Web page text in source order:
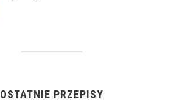
OSTATNIE PRZEPISY